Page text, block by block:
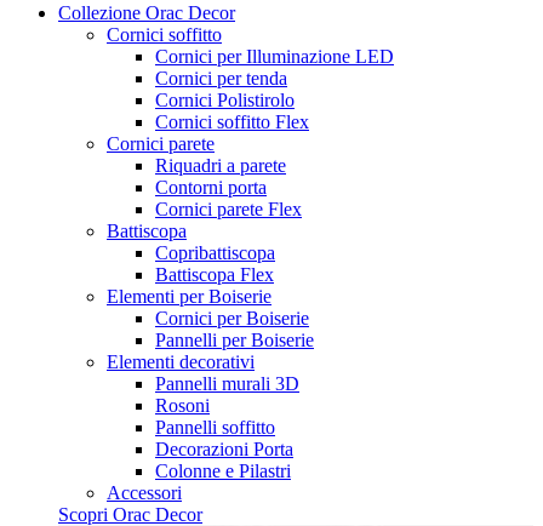
Collezione Orac Decor
Cornici soffitto
Cornici per Illuminazione LED
Cornici per tenda
Cornici Polistirolo
Cornici soffitto Flex
Cornici parete
Riquadri a parete
Contorni porta
Cornici parete Flex
Battiscopa
Copribattiscopa
Battiscopa Flex
Elementi per Boiserie
Cornici per Boiserie
Pannelli per Boiserie
Elementi decorativi
Pannelli murali 3D
Rosoni
Pannelli soffitto
Decorazioni Porta
Colonne e Pilastri
Accessori
Scopri Orac Decor